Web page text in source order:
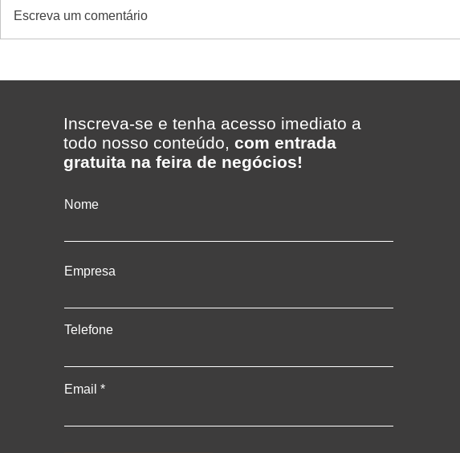
de conveniência? Veja o que
fazer pelo seu negócio
a operação completa de um
Escreva um comentário
Inscreva-se e tenha acesso imediato a
todo nosso conteúdo, com entrada
gratuita na feira de negócios!
Nome
Empresa
Telefone
Email